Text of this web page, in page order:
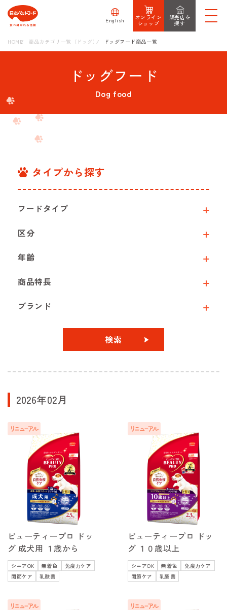
English
オンライン
ショップ
販売店を
探す
HOME 商品カテゴリ一覧（ドッグ） ドッグフード商品一覧
ドッグフード
Dog food
タイプから探す
フードタイプ
区分
年齢
商品特長
ブランド
検索
2026年02月
ビューティープロ ドッ
グ 成犬用 １歳から
シニアOK 無着色
免疫力ケア
関節ケア
乳酸菌
ビューティープロ ドッ
グ １０歳以上
シニアOK 無着色
免疫力ケア
関節ケア
乳酸菌